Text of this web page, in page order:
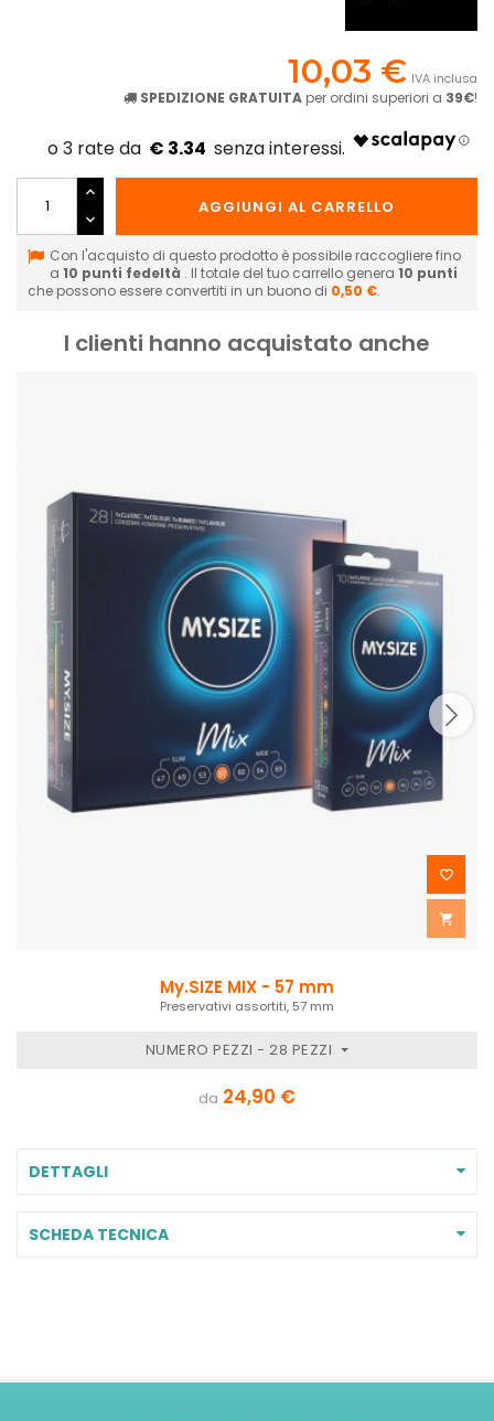
10,03 € IVA inclusa
SPEDIZIONE GRATUITA per ordini superiori a 39€!
€ 3.34
AGGIUNGI AL CARRELLO
Con l'acquisto di questo prodotto è possibile raccogliere fino
a 10 punti fedeltà . Il totale del tuo carrello genera 10 punti
che possono essere convertiti in un buono di 0,50 €.
I clienti hanno acquistato anche


My.SIZE MIX - 57 mm
Preservativi assortiti, 57 mm
NUMERO PEZZI - 28 PEZZI
da 24,90 €
DETTAGLI
SCHEDA TECNICA